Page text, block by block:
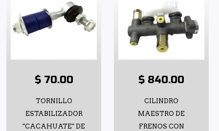
$ 70.00
TORNILLO
ESTABILIZADOR
"CACAHUATE" DE
$ 840.00
CILINDRO
MAESTRO DE
FRENOS CON